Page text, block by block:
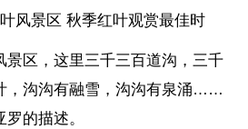
风景区 秋季红叶观赏最佳时
景区，这里三千三百道沟，三千
，沟沟有融雪，沟沟有泉涌……
的描述。